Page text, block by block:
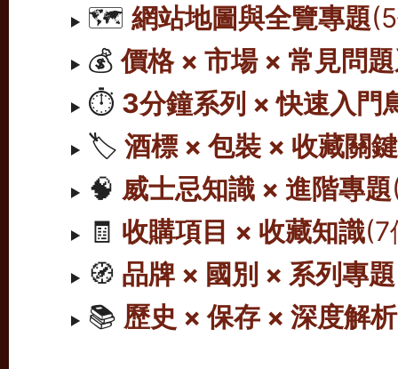
🗺️網站地圖與全覽專題
💰價格 × 市場 × 常見問
⏱️ 3分鐘系列 × 快速入門
🏷️酒標 × 包裝 × 收藏關鍵
🧠 威士忌知識 × 進階專題
🧾 收購項目 × 收藏知識(7
🧭 品牌 × 國別 × 系列專題
📚 歷史 × 保存 × 深度解析